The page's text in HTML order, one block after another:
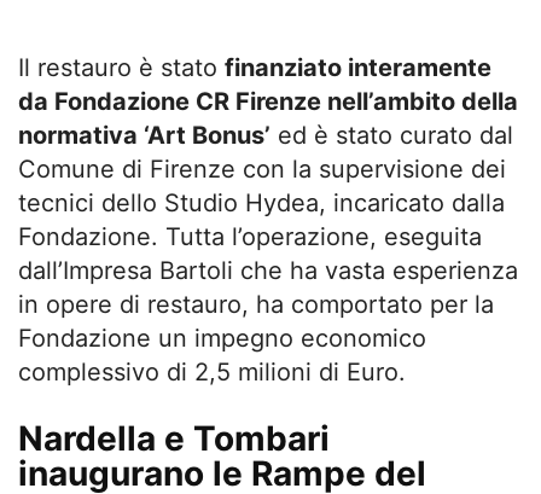
Il restauro è stato finanziato interamente
da Fondazione CR Firenze nell’ambito della
normativa ‘Art Bonus’ ed è stato curato dal
Comune di Firenze con la supervisione dei
tecnici dello Studio Hydea, incaricato dalla
Fondazione. Tutta l’operazione, eseguita
dall’Impresa Bartoli che ha vasta esperienza
in opere di restauro, ha comportato per la
Fondazione un impegno economico
complessivo di 2,5 milioni di Euro.
Nardella e Tombari
inaugurano le Rampe del